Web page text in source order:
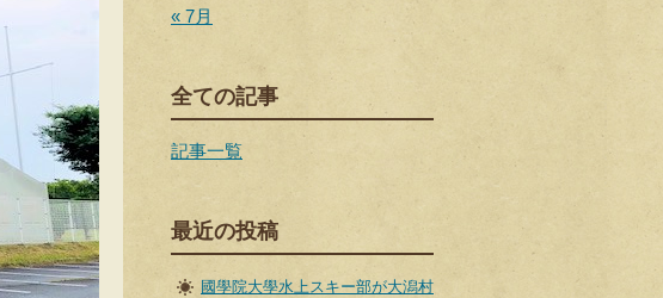
« 7月
全ての記事
記事一覧
最近の投稿
國學院大學水上スキー部が大潟村